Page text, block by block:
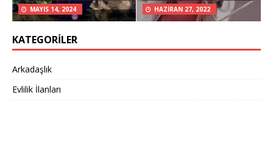
MAYIS 14, 2024 HAZIRAN 27, 2022
KATEGORILER
Arkadaşlık
Evlilik İlanları